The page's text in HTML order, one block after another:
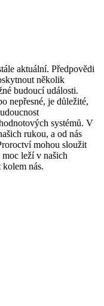
aktuální. Předpovědi
několik
budoucí události.
nepřesné, je důležité,
systémů. V
rukou, a od nás
mohou sloužit
leží v našich
nás.